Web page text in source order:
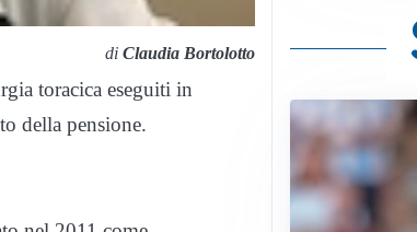
diClaudia Bortolotto
toracica eseguiti in
della pensione.